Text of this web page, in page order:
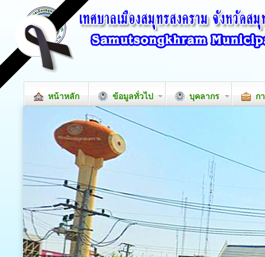
หน้าหลัก ข้อมูลทั่วไป บุคลากร ก